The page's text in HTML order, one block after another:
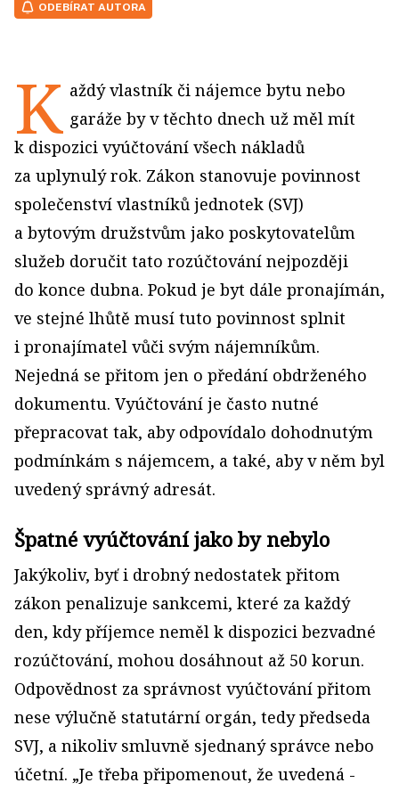
ODEBÍRAT AUTORA
K aždý vlastník či nájemce bytu nebo
garáže by v těchto dnech už měl mít
k dispozici vyúčtování všech nákladů
za uplynulý rok. Zákon stanovuje povinnost
společenství vlastníků jednotek (SVJ)
a bytovým družstvům jako poskytovatelům
služeb doručit tato rozúčtování nejpozději
do konce dubna. Pokud je byt dále pronajímán,
ve stejné lhůtě musí tuto povinnost splnit
i pronajímatel vůči svým nájemníkům.
Nejedná se přitom jen o předání obdrženého
dokumentu. Vyúčtování je často nutné
přepracovat tak, aby odpovídalo dohodnutým
podmínkám s nájemcem, a také, aby v něm byl
uvedený správný adresát.
Špatné vyúčtování jako by nebylo
Jakýkoliv, byť i drobný nedostatek přitom
zákon penalizuje sankcemi, které za každý
den, kdy příjemce neměl k dispozici bezvadné
rozúčtování, mohou dosáhnout až 50 korun.
Odpovědnost za správnost vyúčtování přitom
nese výlučně statutární orgán, tedy předseda
SVJ, a nikoliv smluvně sjednaný správce nebo
účetní. „Je třeba připomenout, že uvedená ­